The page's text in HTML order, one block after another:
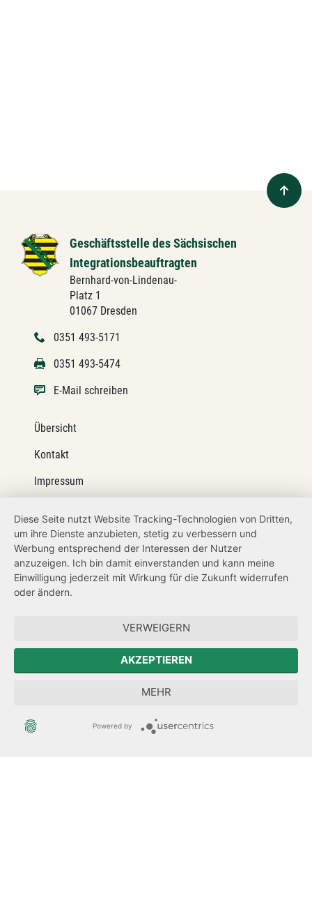
Geschäftsstelle des Sächsischen
Integrationsbeauftragten
Bernhard-von-Lindenau-
Platz 1
01067 Dresden
0351 493-5171
0351 493-5474
E-Mail schreiben
Übersicht
Kontakt
Impressum
Transparenzanspruch
Hinweisgeberschutz
Barrierefreiheit
Zum Sächsischen Landtag
Forum Mitteleuropa
Sächsische Landesbeauftragte zur Aufarbeitung der SED-
Diese Seite nutzt Website Tracking-Technologien von Dritten,
um ihre Dienste anzubieten, stetig zu verbessern und
Werbung entsprechend der Interessen der Nutzer
anzuzeigen. Ich bin damit einverstanden und kann meine
Einwilligung jederzeit mit Wirkung für die Zukunft widerrufen
oder ändern.
VERWEIGERN
AKZEPTIEREN
MEHR
Powered by